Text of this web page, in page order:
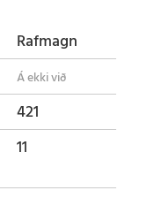
Rafmagn
421
11